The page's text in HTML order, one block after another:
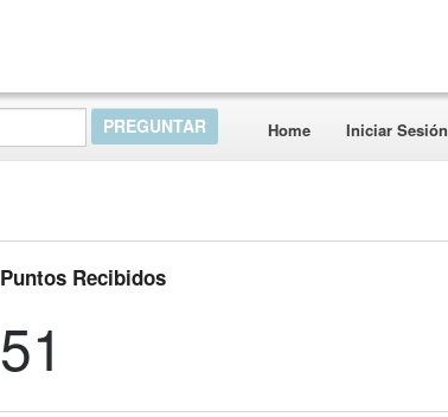
Home Iniciar Sesión
Puntos Recibidos
51